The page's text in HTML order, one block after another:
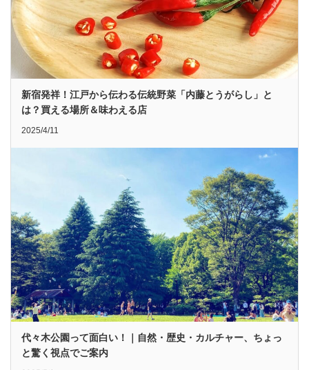
新宿発祥！江戸から伝わる伝統野菜「内藤とうがらし」と
は？買える場所＆味わえる店
2025/4/11
代々木公園って面白い！｜自然・歴史・カルチャー、ちょっ
と驚く視点でご案内